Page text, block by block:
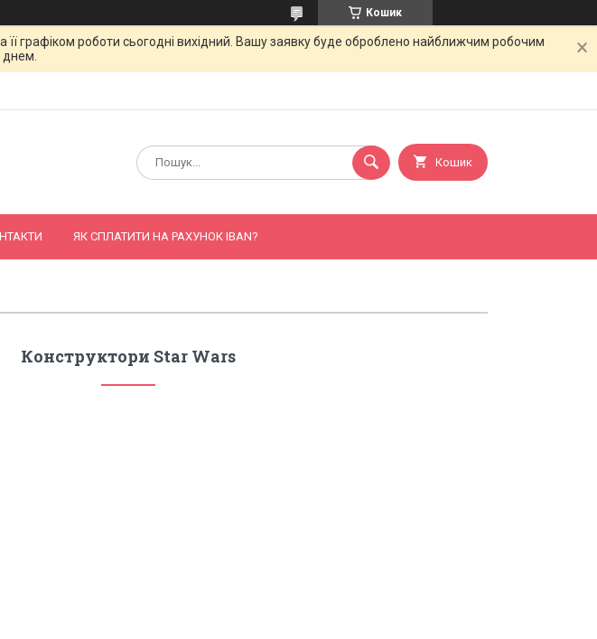
Кошик
графіком роботи сьогодні вихідний. Вашу заявку буде оброблено найближчим робочим
днем.
Кошик
ЯК СПЛАТИТИ НА РАХУНОК IBAN?
Конструктори Star Wars